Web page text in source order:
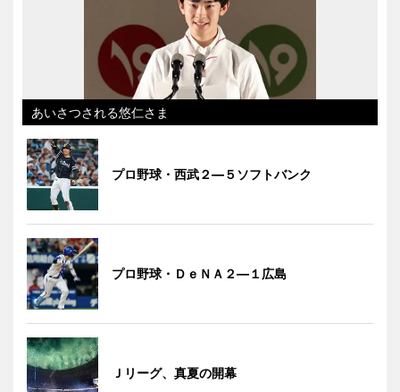
あいさつされる悠仁さま
プロ野球・西武２―５ソフトバンク
プロ野球・ＤｅＮＡ２―１広島
Ｊリーグ、真夏の開幕